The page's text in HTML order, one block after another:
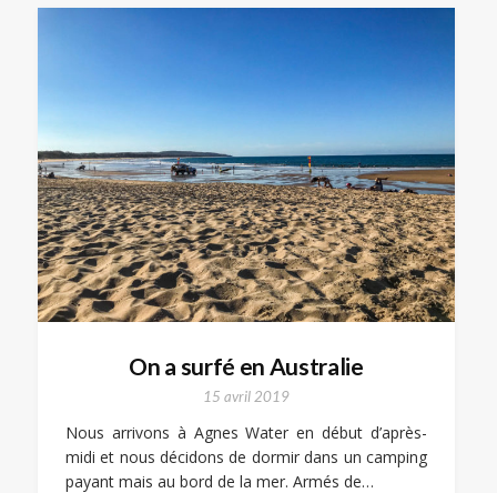
On a surfé en Australie
15 avril 2019
Nous arrivons à Agnes Water en début d’après-
midi et nous décidons de dormir dans un camping
payant mais au bord de la mer. Armés de…